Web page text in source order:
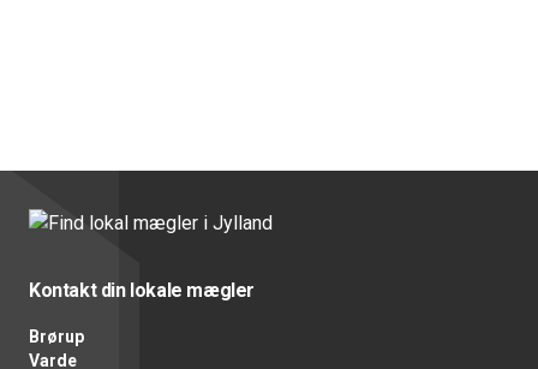
Kontakt din lokale mægler
Brørup
Varde